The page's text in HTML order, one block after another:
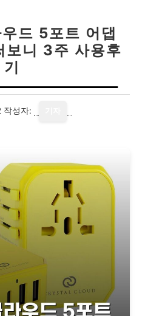
드 5포트 어댑
보니 3주 사용후
기
작성자: